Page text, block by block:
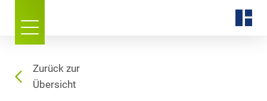
Zurück zur
Übersicht